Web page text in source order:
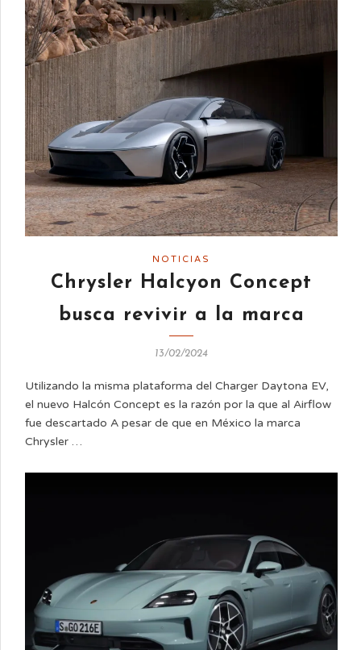
NOTICIAS
Chrysler Halcyon Concept
busca revivir a la marca
13/02/2024
Utilizando la misma plataforma del Charger Daytona EV,
el nuevo Halcón Concept es la razón por la que al Airflow
fue descartado A pesar de que en México la marca
Chrysler …